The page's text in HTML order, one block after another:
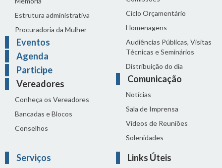
Estrutura administrativa
Procuradoria da Mulher
Eventos
Agenda
Participe
Vereadores
Conheça os Vereadores
Bancadas e Blocos
Conselhos
Ciclo Orçamentário
Homenagens
Audiências Públicas, Visitas
Técnicas e Seminários
Distribuição do dia
Comunicação
Notícias
Sala de Imprensa
Vídeos de Reuniões
Solenidades
Serviços Links Úteis